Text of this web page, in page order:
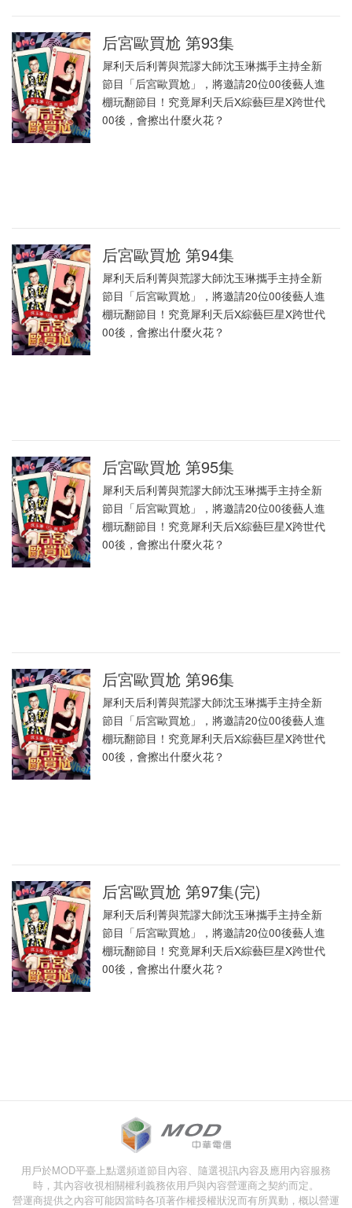
后宮歐買尬 第93集
犀利天后利菁與荒謬大師沈玉琳攜手主持全新
節目「后宮歐買尬」，將邀請20位00後藝人進
棚玩翻節目！究竟犀利天后X綜藝巨星X跨世代
00後，會擦出什麼火花？
后宮歐買尬 第94集
犀利天后利菁與荒謬大師沈玉琳攜手主持全新
節目「后宮歐買尬」，將邀請20位00後藝人進
棚玩翻節目！究竟犀利天后X綜藝巨星X跨世代
00後，會擦出什麼火花？
后宮歐買尬 第95集
犀利天后利菁與荒謬大師沈玉琳攜手主持全新
節目「后宮歐買尬」，將邀請20位00後藝人進
棚玩翻節目！究竟犀利天后X綜藝巨星X跨世代
00後，會擦出什麼火花？
后宮歐買尬 第96集
犀利天后利菁與荒謬大師沈玉琳攜手主持全新
節目「后宮歐買尬」，將邀請20位00後藝人進
棚玩翻節目！究竟犀利天后X綜藝巨星X跨世代
00後，會擦出什麼火花？
后宮歐買尬 第97集(完)
犀利天后利菁與荒謬大師沈玉琳攜手主持全新
節目「后宮歐買尬」，將邀請20位00後藝人進
棚玩翻節目！究竟犀利天后X綜藝巨星X跨世代
00後，會擦出什麼火花？
用戶於MOD平臺上點選頻道節目內容、隨選視訊內容及應用內容服務
時，其內容收視相關權利義務依用戶與內容營運商之契約而定。
營運商提供之內容可能因當時各項著作權授權狀況而有所異動，概以營運